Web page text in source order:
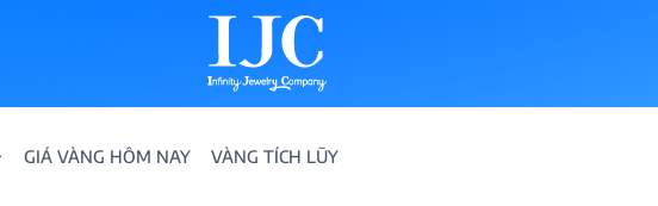
GIÁ VÀNG HÔM NAY VÀNG TÍCH LŨY